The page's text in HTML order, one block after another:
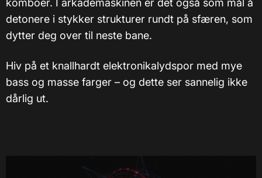
detonere i stykker strukturer rundt på sfæren, som
dytter deg over til neste bane.
Hiv på et knallhardt elektronikalydspor med mye
bass og masse farger – og dette ser sannelig ikke
dårlig ut.